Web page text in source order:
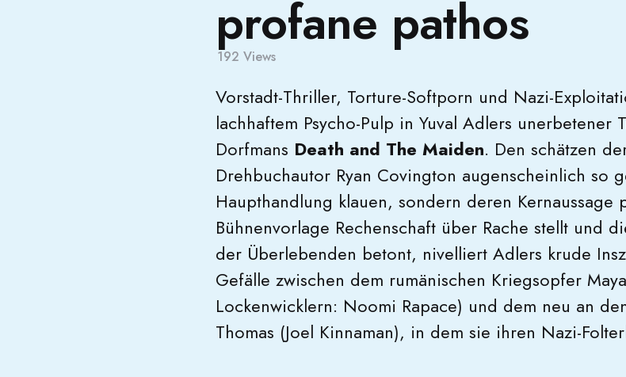
profane pathos
192 Views
Vorstadt-Thriller, Torture-Softporn und Nazi-
lachhaftem Psycho-Pulp in Yuval Adlers unerbetener
Dorfmans Death and The Maiden. Den schätzen
Drehbuchautor Ryan Covington augenscheinlich so
Haupthandlung klauen, sondern deren
Bühnenvorlage Rechenschaft über Rache stellt und
der Überlebenden betont, nivelliert Adlers krude
Gefälle zwischen dem rumänischen Kriegsopfer
Lockenwicklern: Noomi Rapace) und dem neu an
Thomas (Joel Kinnaman), in dem sie ihren Nazi-